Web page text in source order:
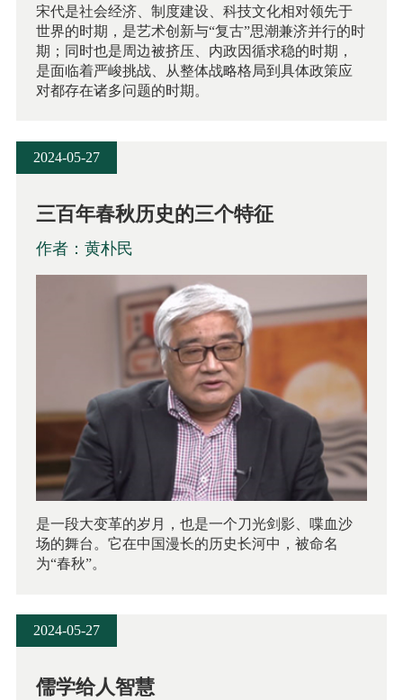
宋代是社会经济、制度建设、科技文化相对领先于
世界的时期，是艺术创新与“复古”思潮兼济并行的时
期；同时也是周边被挤压、内政因循求稳的时期，
是面临着严峻挑战、从整体战略格局到具体政策应
对都存在诸多问题的时期。
2024-05-27
三百年春秋历史的三个特征
作者：黄朴民
是一段大变革的岁月，也是一个刀光剑影、喋血沙
场的舞台。它在中国漫长的历史长河中，被命名
为“春秋”。
2024-05-27
儒学给人智慧